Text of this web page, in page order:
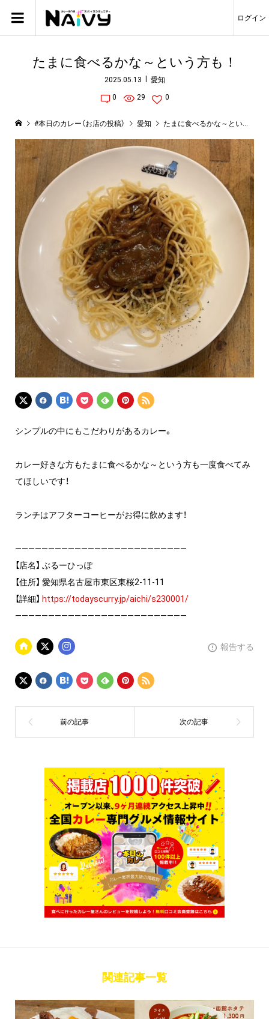
ログイン
たまに食べるかな～という方も！
2025.05.13 愛知
0 29 0
#本日のカレー（お店の投稿） 愛知 たまに食べるかな～という方も！
シンプルの中にもこだわりがあるカレー。
カレー好きな方もたまに食べるかな～という方も一度食べてみ
てほしいです！
ランチはアフターコーヒーがお得に飲めます！
——————————————————————————
【店名】 ぶるーひっぽ
【住所】 愛知県名古屋市東区東桜2-11-11
【詳細】 https://todayscurry.jp/aichi/s230001/
——————————————————————————
報告する
関連記事一覧